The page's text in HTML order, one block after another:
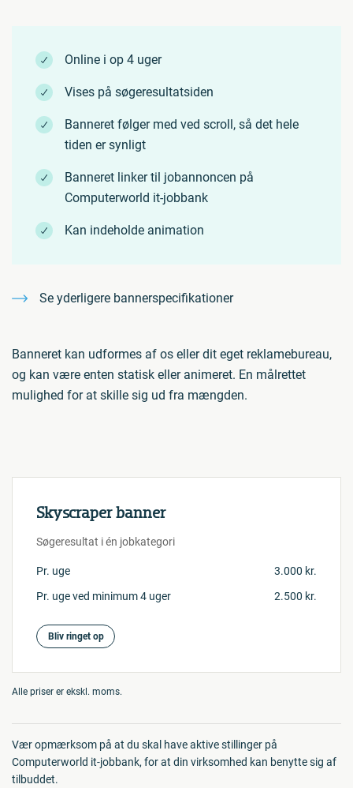
Online i op 4 uger
Vises på søgeresultatsiden
Banneret følger med ved scroll, så det hele
tiden er synligt
Banneret linker til jobannoncen på
Computerworld it-jobbank
Kan indeholde animation
Se yderligere bannerspecifikationer
Banneret kan udformes af os eller dit eget reklamebureau,
og kan være enten statisk eller animeret. En målrettet
mulighed for at skille sig ud fra mængden.
Skyscraper banner
Søgeresultat i én jobkategori
Pr. uge
3.000 kr.
Pr. uge ved minimum 4 uger
2.500 kr.
Bliv ringet op
Alle priser er ekskl. moms.
Vær opmærksom på at du skal have aktive stillinger på
Computerworld it-jobbank, for at din virksomhed kan benytte sig af
tilbuddet.